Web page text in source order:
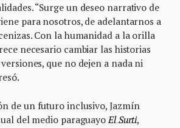
“Surge un deseo narrativo de
para nosotros, de adelantarnos a
Con la humanidad a la orilla
necesario cambiar las historias
que no dejen a nada ni
de un futuro inclusivo, Jazmín
del medio paraguayo El Surti,